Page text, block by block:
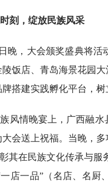
刻，绽放民族风采
晚，大会颁奖盛典将
饭店、青岛海景花园
搭建实践孵化平台，
风情晚宴上，广西融
会送上祝福。当晚，
其在民族文化传承与
一店一品”（名店、名